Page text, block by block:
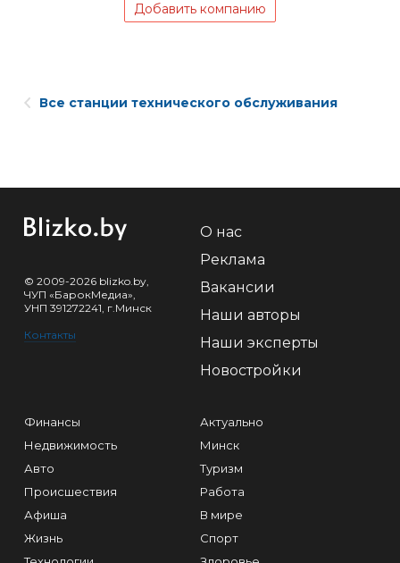
Добавить компанию
Все станции технического обслуживания
© 2009-2026 blizko.by,
ЧУП «БарокМедиа»,
УНП 391272241, г.Минск
Контакты
О нас
Реклама
Вакансии
Наши авторы
Наши эксперты
Новостройки
Финансы
Недвижимость
Авто
Происшествия
Афиша
Жизнь
Актуально
Минск
Туризм
Работа
В мире
Спорт